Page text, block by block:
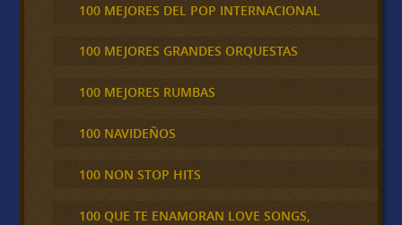
100 MEJORES DEL POP INTERNACIONAL
100 MEJORES GRANDES ORQUESTAS
100 MEJORES RUMBAS
100 NAVIDEÑOS
100 NON STOP HITS
100 QUE TE ENAMORAN LOVE SONGS,